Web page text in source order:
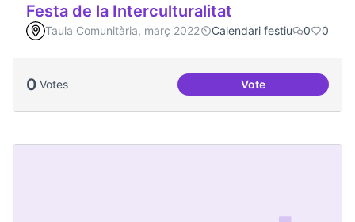
Festa de la Interculturalitat
Taula Comunitària, març 2022 Calendari festiu 0 0
0 Votes VoteFesta de la